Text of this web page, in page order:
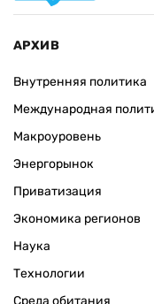
АРХИВ
Внутренняя политика
Международная
Макроуровень
Энергорынок
Приватизация
Экономика регионов
Наука
Технологии
Среда обитания